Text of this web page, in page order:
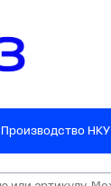
Производство